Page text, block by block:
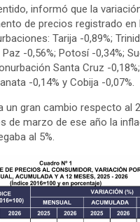
informó que la
de precios registrado en
Tarija -0,89%;
-0,56%; Potosí -0,34%;
Santa Cruz -
-0,14% y Cobija -0,07%.
un gran cambio respecto al
de marzo de ese año la
al 5%.